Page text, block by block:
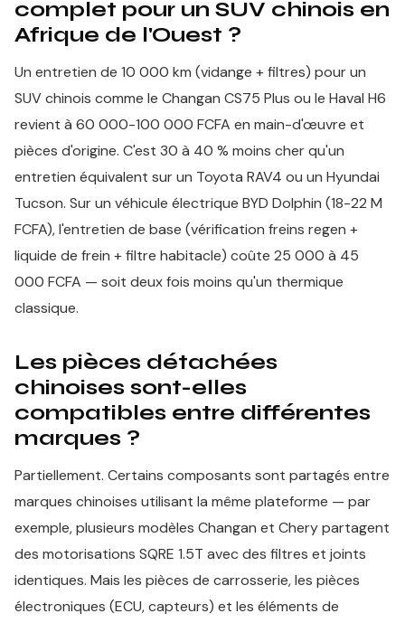
complet pour un SUV chinois en
Afrique de l'Ouest ?
Un entretien de 10 000 km (vidange + filtres) pour un
SUV chinois comme le Changan CS75 Plus ou le Haval H6
revient à 60 000-100 000 FCFA en main-d'œuvre et
pièces d'origine. C'est 30 à 40 % moins cher qu'un
entretien équivalent sur un Toyota RAV4 ou un Hyundai
Tucson. Sur un véhicule électrique BYD Dolphin (18-22 M
FCFA), l'entretien de base (vérification freins regen +
liquide de frein + filtre habitacle) coûte 25 000 à 45
000 FCFA — soit deux fois moins qu'un thermique
classique.
Les pièces détachées
chinoises sont-elles
compatibles entre différentes
marques ?
Partiellement. Certains composants sont partagés entre
marques chinoises utilisant la même plateforme — par
exemple, plusieurs modèles Changan et Chery partagent
des motorisations SQRE 1.5T avec des filtres et joints
identiques. Mais les pièces de carrosserie, les pièces
électroniques (ECU, capteurs) et les éléments de